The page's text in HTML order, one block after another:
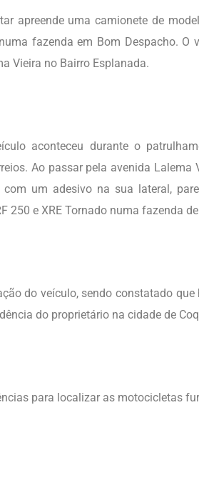
apreende uma camionete de
fazenda em Bom Despacho. O
Vieira no Bairro Esplanada.
aconteceu durante o
Ao passar pela avenida
um adesivo na sua lateral,
250 e XRE Tornado numa fazenda
do veículo, sendo constatado
do proprietário na cidade de
para localizar as motocicletas